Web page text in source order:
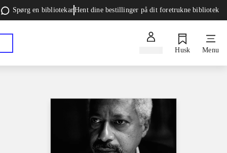
Spørg en bibliotekarHent dine bestillinger på dit foretrukne bibliotek
Husk Menu